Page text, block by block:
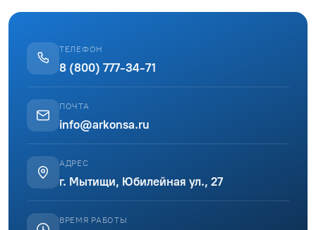
ТЕЛЕФОН
8 (800) 777-34-71
ПОЧТА
info@arkonsa.ru
АДРЕС
г. Мытищи, Юбилейная ул., 27
ВРЕМЯ РАБОТЫ